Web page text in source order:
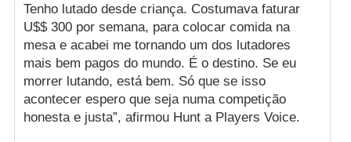
Tenho lutado desde criança. Costumava faturar
U$$ 300 por semana, para colocar comida na
mesa e acabei me tornando um dos lutadores
mais bem pagos do mundo. É o destino. Se eu
morrer lutando, está bem. Só que se isso
acontecer espero que seja numa competição
honesta e justa”, afirmou Hunt a Players Voice.